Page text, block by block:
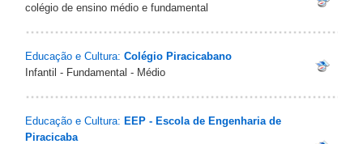
colégio de ensino médio e fundamental
Educação e Cultura: Colégio Piracicabano
Infantil - Fundamental - Médio
Educação e Cultura: EEP - Escola de Engenharia de
Piracicaba